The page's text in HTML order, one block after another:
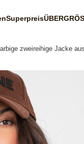
Superpreis
zweireihige Jacke